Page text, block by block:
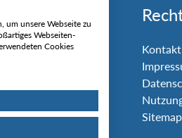
& Lawinenlage
Kontakt
Sitemap
um unsere Webseite zu
Webseiten-
Cookies